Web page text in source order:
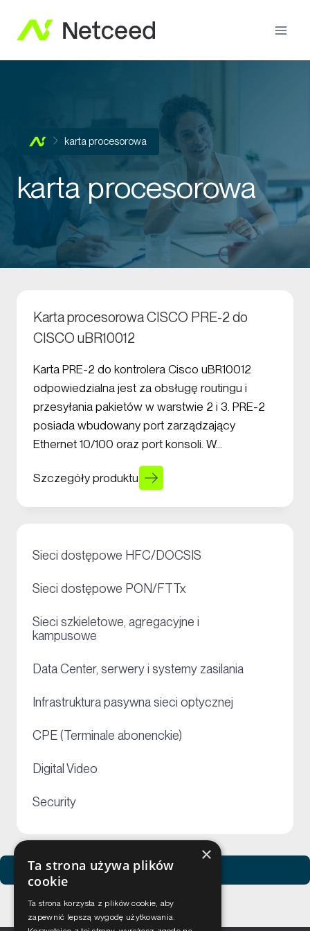
karta procesorowa
karta procesorowa
Karta procesorowa CISCO PRE-2 do
CISCO uBR10012
Karta PRE-2 do kontrolera Cisco uBR10012
odpowiedzialna jest za obsługę routingu i
przesyłania pakietów w warstwie 2 i 3. PRE-2
posiada wbudowany port zarządzający
Ethernet 10/100 oraz port konsoli. W…
Szczegóły produktu
Sieci dostępowe HFC/DOCSIS
Sieci dostępowe PON/FTTx
Sieci szkieletowe, agregacyjne i
kampusowe
Data Center, serwery i systemy zasilania
Infrastruktura pasywna sieci optycznej
CPE (Terminale abonenckie)
Digital Video
Security
Zobacz usługi Netceed
×
Ta strona używa plików
cookie
Ta strona korzysta z plików cookie, aby
zapewnić lepszą wygodę użytkowania.